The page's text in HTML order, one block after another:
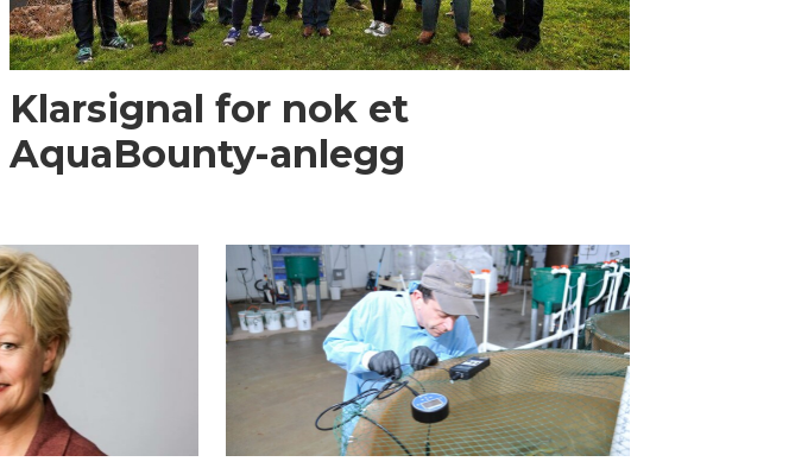
Klarsignal for nok et
AquaBounty-anlegg